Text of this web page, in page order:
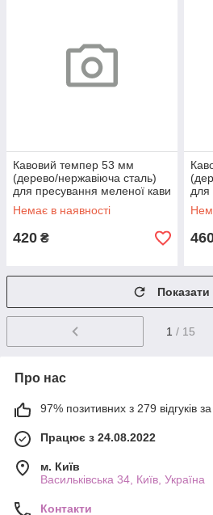
Кавовий темпер 53 мм
(дерево/нержавіюча сталь)
для пресування меленої кави
T-5827/1
Немає в наявності
420 ₴
для
T-
1 / 15
Про нас
97% позитивних з 279 відгуків за
Працює з 24.08.2022
м. Київ
Васильківська 34, Київ, Україна
Контакти